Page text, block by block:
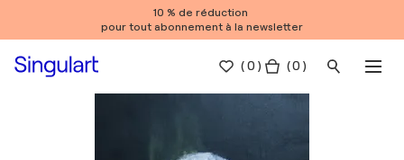
10 % de réduction
pour tout abonnement à la newsletter
(0 ) ( 0 )